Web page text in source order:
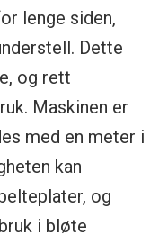
lenge siden,
Dette
og rett
Maskinen er
med en meter i
kan
og
i bløte